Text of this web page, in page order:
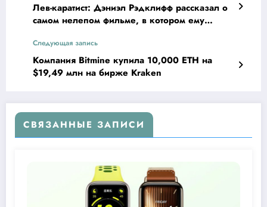
Лев-каратист: Дэниэл Рэдклифф рассказал о
самом нелепом фильме, в котором ему
Следующая запись
Компания Bitmine купила 10,000 ETH на
$19,49 млн на бирже Kraken
СВЯЗАННЫЕ ЗАПИСИ